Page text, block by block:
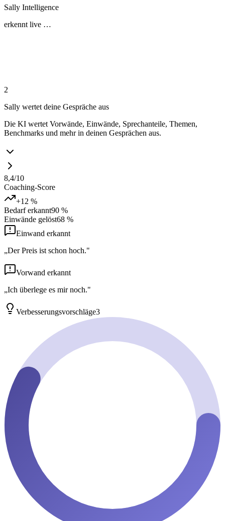
Sally Intelligence
erkennt live …
2
Sally wertet deine Gespräche aus
Die KI wertet Vorwände, Einwände, Sprechanteile, Themen,
Benchmarks und mehr in deinen Gesprächen aus.
8,4/10
Coaching-Score
+12 %
Bedarf erkannt90 %
Einwände gelöst68 %
Einwand erkannt
„Der Preis ist schon hoch."
Vorwand erkannt
„Ich überlege es mir noch."
Verbesserungsvorschläge3